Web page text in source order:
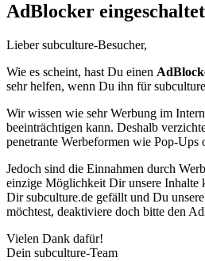
AdBlocker
Lieber subculture-Besucher,
Wie es scheint, hast Du einen
sehr helfen, wenn Du ihn für
Wir wissen wie sehr Werbung im
beeinträchtigen kann. Deshalb
penetrante Werbeformen wie Pop-Ups
Jedoch sind die Einnahmen durch
einzige Möglichkeit Dir unsere Inhalte
Dir subculture.de gefällt und Du
möchtest, deaktiviere doch bitte den
Vielen Dank dafür!
Dein subculture-Team